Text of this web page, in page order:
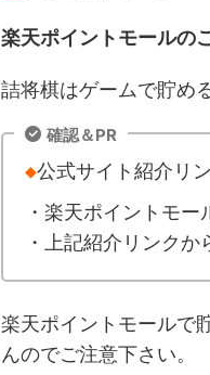
楽天ポイントモールの
詰将棋はゲームで貯め
確認＆PR
◆公式サイト紹介リ
・楽天ポイントモ
・上記紹介リンク
楽天ポイントモールで
んのでご注意下さい。